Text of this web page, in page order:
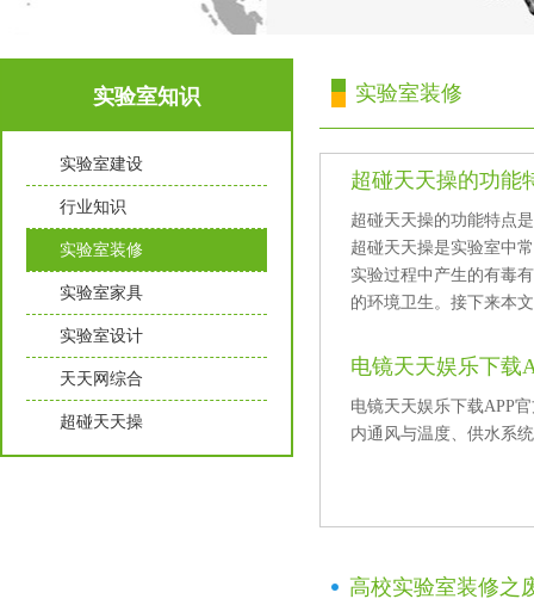
实验室知识
实验室建设
行业知识
实验室装修
实验室家具
实验室设计
天天网综合
超碰天天操
实验室装修
超碰天天操的功能
超碰天天操的功能特点是
超碰天天操是实验室中常
实验过程中产生的有毒有
的环境卫生。接下来
电镜天天娱乐下载
电镜天天娱乐下载APP官方
内通风与温度、供水系统
高校实验室装修之